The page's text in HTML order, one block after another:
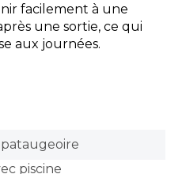
facilement à une
une sortie, ce qui
aux journées.
piscine